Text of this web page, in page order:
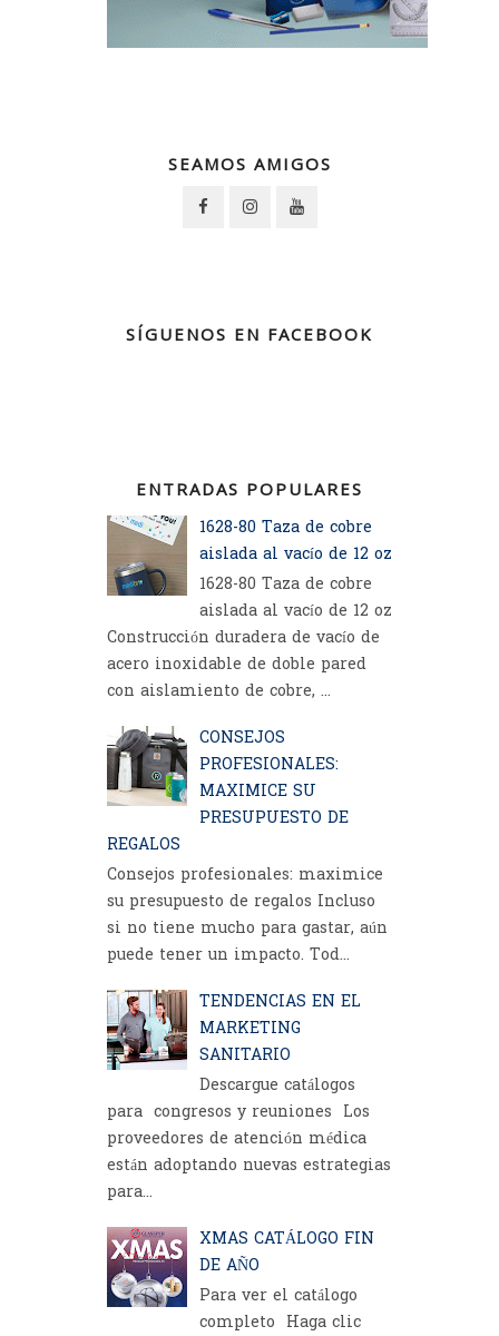
SEAMOS AMIGOS
SÍGUENOS EN FACEBOOK
ENTRADAS POPULARES
1628-80 Taza de cobre
aislada al vacío de 12 oz
1628-80 Taza de cobre
aislada al vacío de 12 oz
Construcción duradera de vacío de
acero inoxidable de doble pared
con aislamiento de cobre, ...
CONSEJOS
PROFESIONALES:
MAXIMICE SU
PRESUPUESTO DE
REGALOS
Consejos profesionales: maximice
su presupuesto de regalos Incluso
si no tiene mucho para gastar, aún
puede tener un impacto. Tod...
TENDENCIAS EN EL
MARKETING
SANITARIO
Descargue catálogos
para congresos y reuniones Los
proveedores de atención médica
están adoptando nuevas estrategias
para...
XMAS CATÁLOGO FIN
DE AÑO
Para ver el catálogo
completo Haga clic